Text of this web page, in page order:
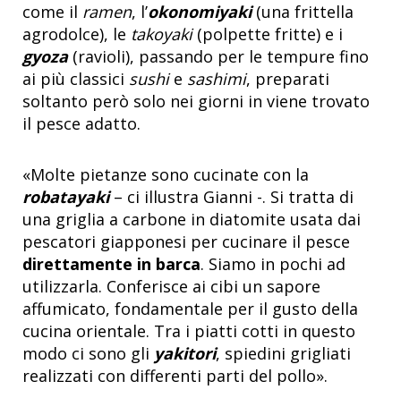
come il ramen, l’okonomiyaki (una frittella
agrodolce), le takoyaki(polpette fritte) e i
gyoza(ravioli), passando per le tempure fino
ai più classici sushie sashimi, preparati
soltanto però solo nei giorni in viene trovato
il pesce adatto.
«Molte pietanze sono cucinate con la
robatayaki – ci illustra Gianni -. Si tratta di
una griglia a carbone in diatomite usata dai
pescatori giapponesi per cucinare il pesce
direttamente in barca. Siamo in pochi ad
utilizzarla. Conferisce ai cibi un sapore
affumicato, fondamentale per il gusto della
cucina orientale. Tra i piatti cotti in questo
modo ci sono gli yakitori, spiedini grigliati
realizzati con differenti parti del pollo».